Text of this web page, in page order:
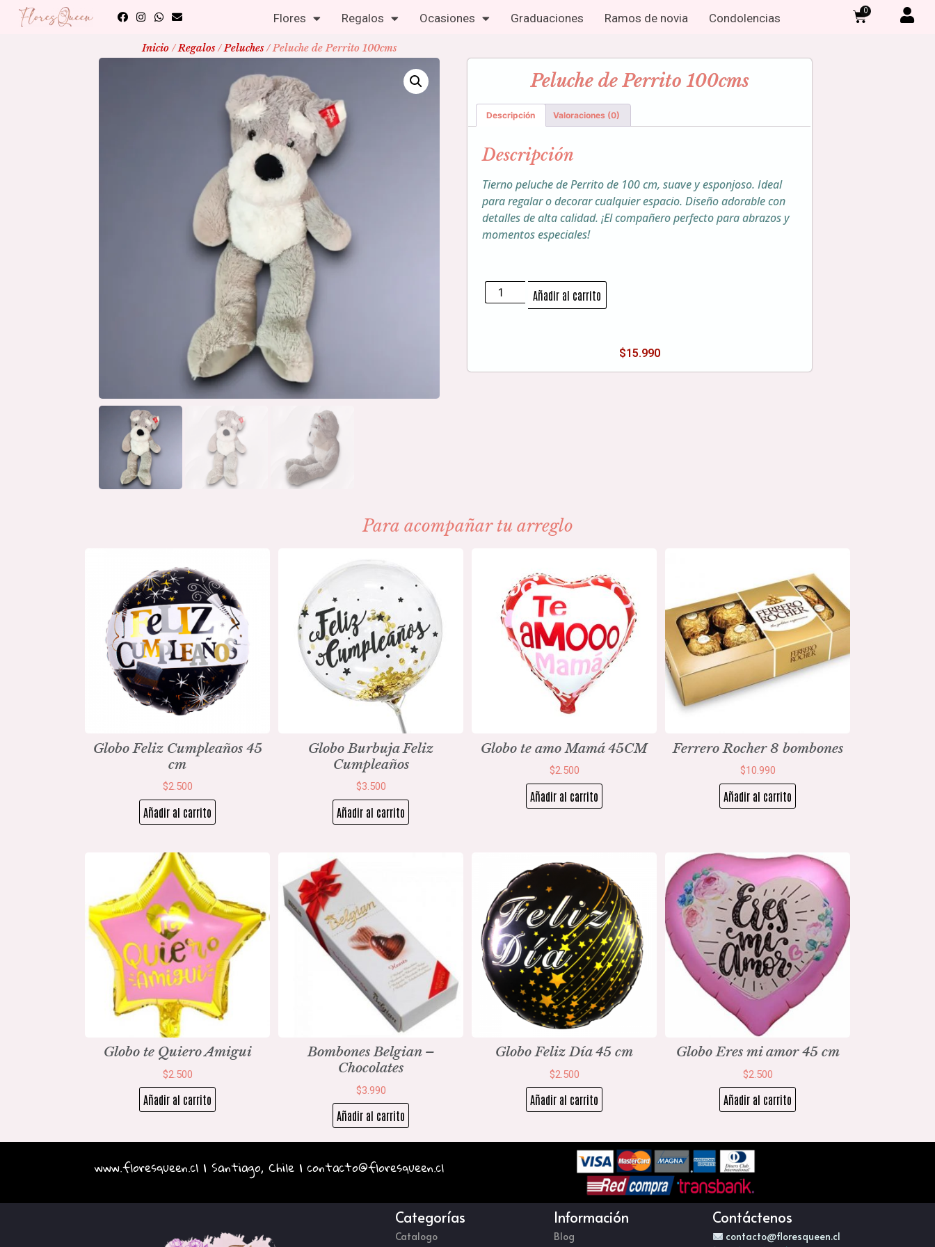
Flores Regalos Ocasiones Graduaciones Ramos de novia Condolencias
0
Inicio/Regalos/Peluches/ Peluche de Perrito 100cms
Peluche de Perrito 100cms
Descripción Valoraciones (0)
Descripción
Tierno peluche de Perrito de 100 cm, suave y esponjoso. Ideal
para regalar o decorar cualquier espacio. Diseño adorable con
detalles de alta calidad. ¡El compañero perfecto para abrazos y
momentos especiales!
Añadir al carrito
$15.990
Para acompañar tu arreglo
Globo Feliz Cumpleaños 45
cm
$2.500
Añadir al carrito
Globo Burbuja Feliz
Cumpleaños
$3.500
Añadir al carrito
Globo te amo Mamá 45CM
$2.500
Añadir al carrito
Ferrero Rocher 8 bombones
$10.990
Añadir al carrito
Globo te Quiero Amigui
$2.500
Añadir al carrito
Bombones Belgian –
Chocolates
$3.990
Añadir al carrito
Globo Feliz Día 45 cm
$2.500
Añadir al carrito
Globo Eres mi amor 45 cm
$2.500
Añadir al carrito
www.floresqueen.cl | Santiago, Chile | contacto@floresqueen.cl
Categorías
Catalogo
Información
Blog
Contáctenos
contacto@floresqueen.cl